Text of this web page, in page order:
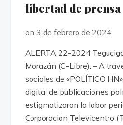
libertad de prensa
on 3 de febrero de 2024
ALERTA 22-2024
Morazán (C-Libre). – A
sociales de «POLÍTICO
digital de publicaciones
estigmatizaron la labor
Corporación Televicentro